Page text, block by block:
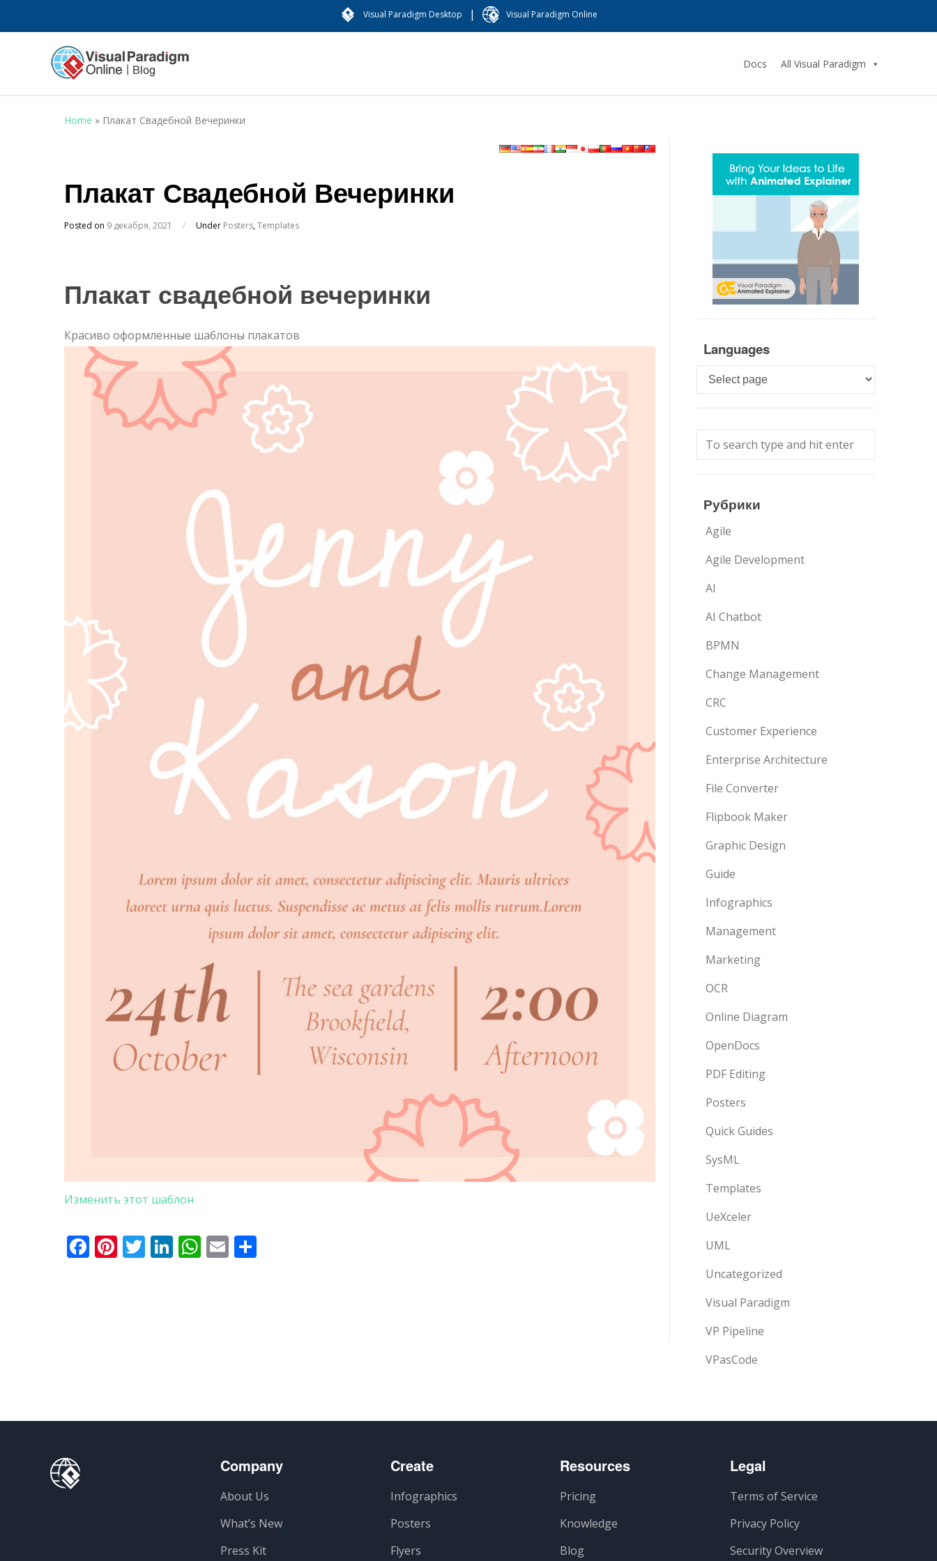
Visual Paradigm Desktop | Visual Paradigm Online
Docs All Visual Paradigm
Home » Плакат Свадебной Вечеринки
Плакат Свадебной Вечеринки
Posted on 9 декабря, 2021 / Under Posters,Templates
Плакат свадебной вечеринки
Красиво оформленные шаблоны плакатов
Изменить этот шаблон
Facebook
Pinterest
Twitter
LinkedIn
WhatsApp
Email
Languages
Languages
Рубрики
Agile
Agile Development
AI
AI Chatbot
BPMN
Change Management
CRC
Customer Experience
Enterprise Architecture
File Converter
Flipbook Maker
Graphic Design
Guide
Infographics
Management
Marketing
OCR
Online Diagram
OpenDocs
PDF Editing
Posters
Quick Guides
SysML
Templates
UeXceler
UML
Uncategorized
Visual Paradigm
VP Pipeline
VPasCode
Company
About Us
What’s New
Press Kit
Create
Infographics
Posters
Flyers
Resources
Pricing
Knowledge
Blog
Legal
Terms of Service
Privacy Policy
Security Overview